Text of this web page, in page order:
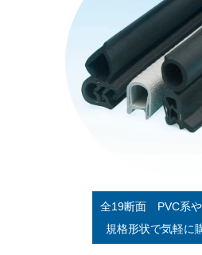
全19断面 PVC系
規格形状で気軽に